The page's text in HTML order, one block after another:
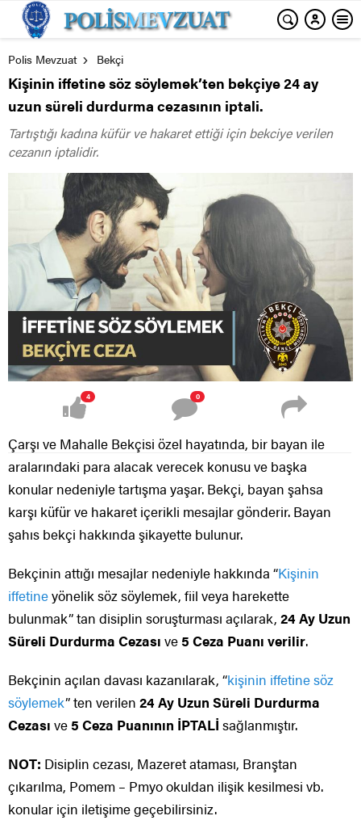
Polis Mevzuat Bekçi
Kişinin iffetine söz söylemek’ten bekçiye 24 ay
uzun süreli durdurma cezasının iptali.
Tartıştığı kadına küfür ve hakaret ettiği için bekciye verilen
cezanın iptalidir.
4 0
Çarşı ve Mahalle Bekçisi özel hayatında, bir bayan ile
aralarındaki para alacak verecek konusu ve başka
konular nedeniyle tartışma yaşar. Bekçi, bayan şahsa
karşı küfür ve hakaret içerikli mesajlar gönderir. Bayan
şahıs bekçi hakkında şikayette bulunur.
Bekçinin attığı mesajlar nedeniyle hakkında “Kişinin
iffetineyönelik söz söylemek, fiil veya harekette
bulunmak” tan disiplin soruşturması açılarak, 24 Ay Uzun
Süreli Durdurma Cezası ve 5 Ceza Puanı verilir.
Bekçinin açılan davası kazanılarak, “kişinin iffetine söz
söylemek” ten verilen 24 Ay Uzun Süreli Durdurma
Cezası ve 5 Ceza Puanının İPTALİ sağlanmıştır.
NOT: Disiplin cezası, Mazeret ataması, Branştan
çıkarılma, Pomem – Pmyo okuldan ilişik kesilmesi vb.
konular için iletişime geçebilirsiniz.